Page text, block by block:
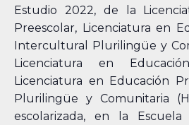
Estudio 2022, de la
Preescolar, Licenciatura en
Intercultural Plurilingüe y
Licenciatura en
Licenciatura en Educación
Plurilingüe y Comunitaria
escolarizada, en la Escuela